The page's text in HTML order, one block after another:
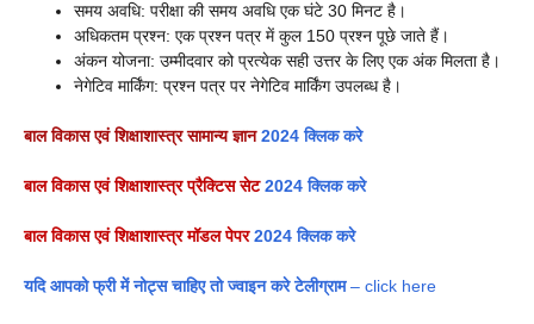
समय अवधि: परीक्षा की समय अवधि एक घंटे 30 मिनट है।
अधिकतम प्रश्न: एक प्रश्न पत्र में कुल 150 प्रश्न पूछे जाते हैं।
अंकन योजना: उम्मीदवार को प्रत्येक सही उत्तर के लिए एक अंक मिलता है।
नेगेटिव मार्किंग: प्रश्न पत्र पर नेगेटिव मार्किंग उपलब्ध है।
बाल विकास एवं शिक्षाशास्त्र सामान्य ज्ञान2024 क्लिक करे
बाल विकास एवं शिक्षाशास्त्र प्रैक्टिस सेट2024 क्लिक करे
बाल विकास एवं शिक्षाशास्त्र मॉडल पेपर2024 क्लिक करे
यदि आपको फ्री में नोट्स चाहिए तो ज्वाइन करे टेलीग्राम– click here